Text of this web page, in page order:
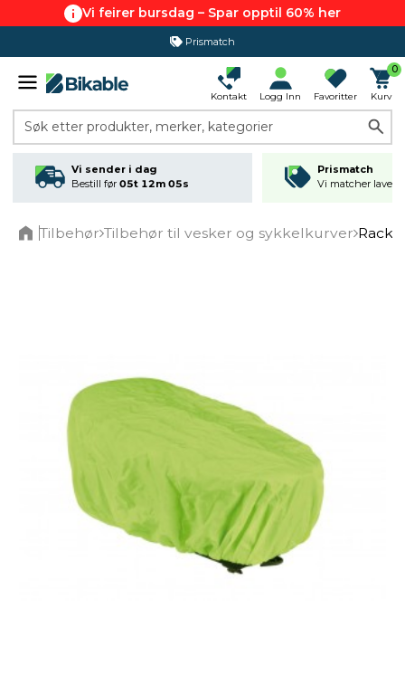
Vi feirer bursdag – Spar opptil 60% her
Prismatch
Kontakt Logg Inn Favoritter
0
Kurv
Søk etter produkter, merker, kategorier
Vi sender i dag
Bestill før 05t 12m 04s
Prismatch
Vi matcher
Tilbehør Tilbehør til vesker og sykkelkurver